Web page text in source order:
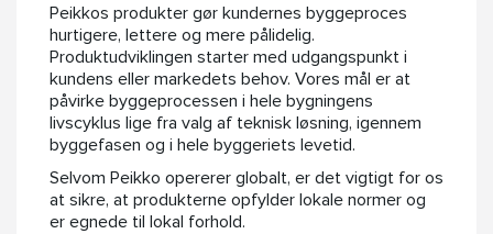
Peikkos produkter gør kundernes byggeproces
hurtigere, lettere og mere pålidelig.
Produktudviklingen starter med udgangspunkt i
kundens eller markedets behov. Vores mål er at
påvirke byggeprocessen i hele bygningens
livscyklus lige fra valg af teknisk løsning, igennem
byggefasen og i hele byggeriets levetid.
Selvom Peikko opererer globalt, er det vigtigt for os
at sikre, at produkterne opfylder lokale normer og
er egnede til lokal forhold.